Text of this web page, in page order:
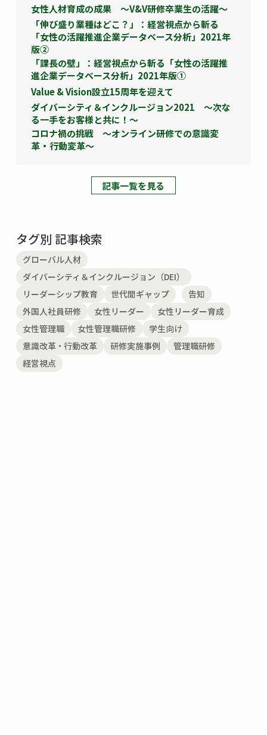
女性人材育成の成果 ～V&V研修卒業生の活躍～
「伸び盛り業種はどこ？」：経営視点から斬る
「女性の活躍推進企業データベース分析」2021年
版②
「課長の壁」：経営視点から斬る「女性の活躍推
進企業データベース分析」2021年版①
Value & Vision設立15周年を迎えて
ダイバーシティ＆インクルージョン2021 ～次な
る一手をお客様と共に！～
コロナ禍の挑戦 ～オンライン研修での意識変
革・行動変革～
記事一覧を見る
タグ別 記事検索
グローバル人材
ダイバーシティ＆インクルージョン（DEI）
リーダーシップ教育
世代間ギャップ
告知
外国人社員研修
女性リーダー
女性リーダー育成
女性管理職
女性管理職研修
学生向け
意識改革・行動改革
研修実施事例
管理職研修
経営視点